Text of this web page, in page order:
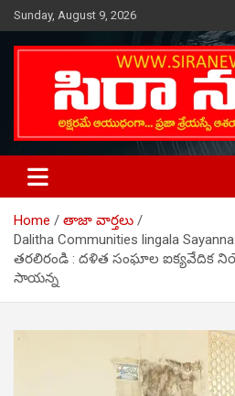
Skip
to
content
Sunday, August 9, 2026
SIRA NEWS
Telugu Online News Daily
Home
తాజా వార్తలు
Dalitha Communities lingala
తరలిరండి : దళిత సంఘాల ఐక్యవేదిక
సాయన్న